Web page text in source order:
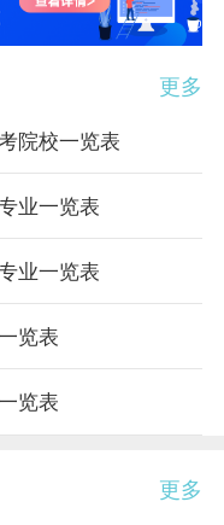
更多
院校一览表
业一览表
业一览表
览表
览表
更多